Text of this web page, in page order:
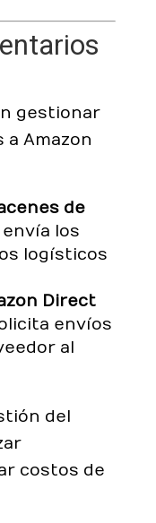
gestionar
Amazon
de
los
logísticos
Direct
envíos
al
del
costos de